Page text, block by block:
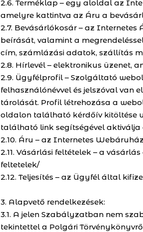
2.6. Terméklap – egy aloldal az
amelyre kattintva az Áru a
2.7. Bevásárlókosár – az
beírását, valamint a
cím, számlázási adatok, szállítás
2.8. Hírlevél – elektronikus üzenet,
2.9. Ügyfélprofil – Szolgáltató
felhasználónévvel és jelszóval van
tárolását. Profil létrehozása a
oldalon található kérdőív kitöltése
található link segítségével
2.10. Áru – az Internetes
2.11. Vásárlási feltételek – a
feltetelek/
2.12. Teljesítés – az Ügyfél által
3. Alapvető rendelkezések:
3.1. A jelen Szabályzatban nem
tekintettel a Polgári